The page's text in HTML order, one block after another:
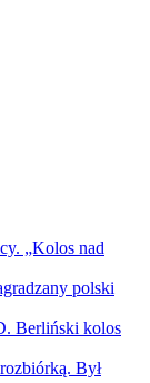
„Kolos nad
polski
Berliński kolos
Był